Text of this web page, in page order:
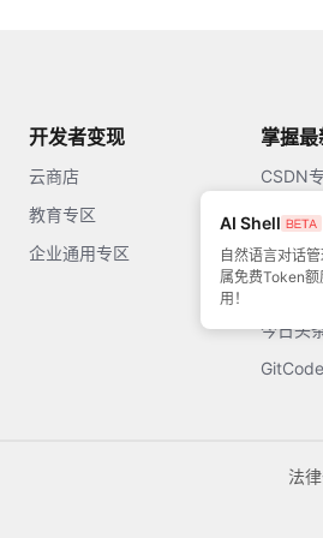
AI Shell
自然语言对话
属免费Token额
用！
开发者变现
云商店
教育专区
企业通用专区
掌握
CSDN
知乎
开源中
今日头
GitCode
法